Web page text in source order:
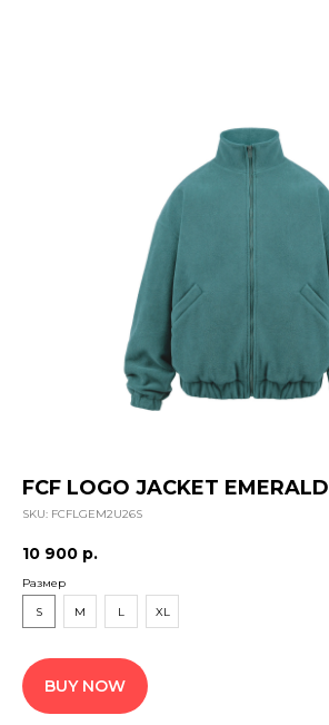
FCF LOGO JACKET EMERALD
SKU: FCFLGEM2U26S
10 900 р.
Размер
S
M L XL
BUY NOW